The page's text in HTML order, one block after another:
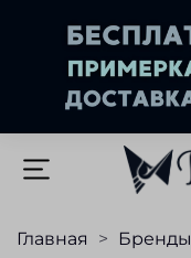
Главная Бренды